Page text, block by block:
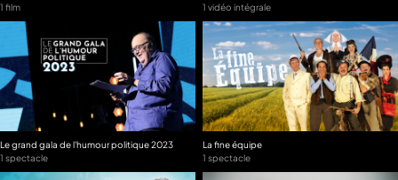
1 film
1 vidéo intégrale
Le grand gala de l'humour politique 2023
1 spectacle
La fine équipe
1 spectacle